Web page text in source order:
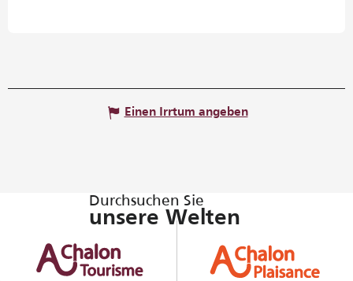
Einen Irrtum angeben
Durchsuchen Sie
unsere Welten